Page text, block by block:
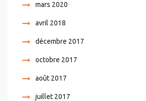
mars 2020
avril 2018
décembre 2017
octobre 2017
août 2017
juillet 2017